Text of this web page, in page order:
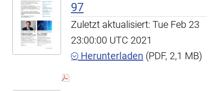
97
Zuletzt aktualisiert: Tue Feb 23
23:00:00 UTC 2021
Herunterladen (PDF, 2,1 MB)